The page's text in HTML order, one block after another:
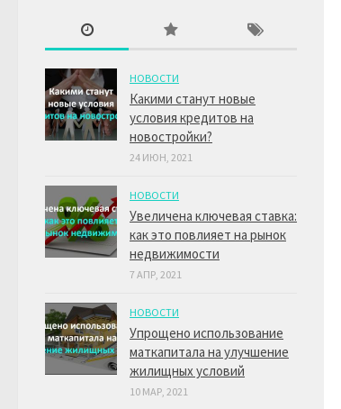
НОВОСТИ
Какими станут новые
условия кредитов на
новостройки?
24 ИЮН, 2021
НОВОСТИ
Увеличена ключевая ставка:
как это повлияет на рынок
недвижимости
7 АПР, 2021
НОВОСТИ
Упрощено использование
маткапитала на улучшение
жилищных условий
10 МАР, 2021